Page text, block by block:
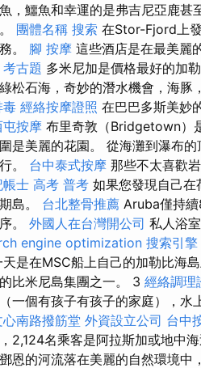
，鱷魚和幸運的是弗吉尼亞鹿甚
團體名稱 搜索 在Stor-Fjord上
。 腳 按摩 這些酒店是在最美麗
古題 多米尼加是價格最好的加
松石海，奇妙的潛水機會，海豚
毒 經絡按摩證照 在巴巴多斯美妙
屯按摩 布里奇敦（Bridgetown）
是美麗的花園。 從海灘到瀑布
。 台中泰式按摩 那些不太喜歡
帳士 高考 普考 如果您發現自己在
島。 台北整骨推薦 Aruba僅持
。 外國人在台灣開公司 私人浴
engine optimization 搜索引擎
是在MSC船上自己的加勒比海
比米尼島集團之一。 3 經絡調理
一個有孩子有孩子的家庭），
心南路撥筋堂 外資設立公司 台中
2,124名乘客是阿拉斯加或地中
恩的河流落在美麗的自然環境